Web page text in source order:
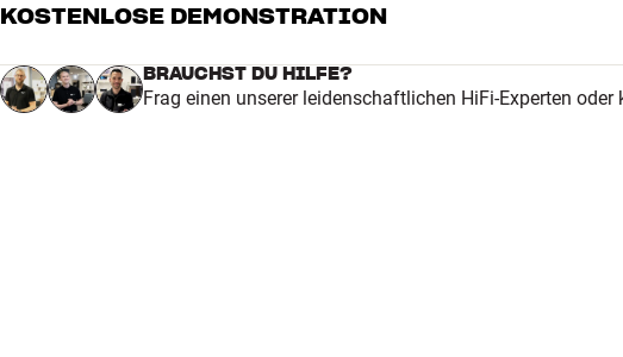
5
4
3 2
KOSTENLOSE DEMONSTRATION
BRAUCHST DU HILFE?
Frag einen unserer leidenschaftlichen HiFi-Experten